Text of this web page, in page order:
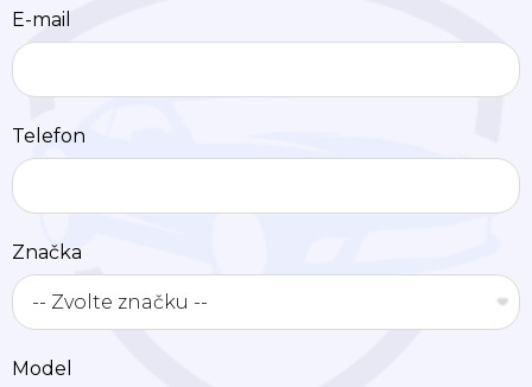
E-mail
Telefon
Značka
Model